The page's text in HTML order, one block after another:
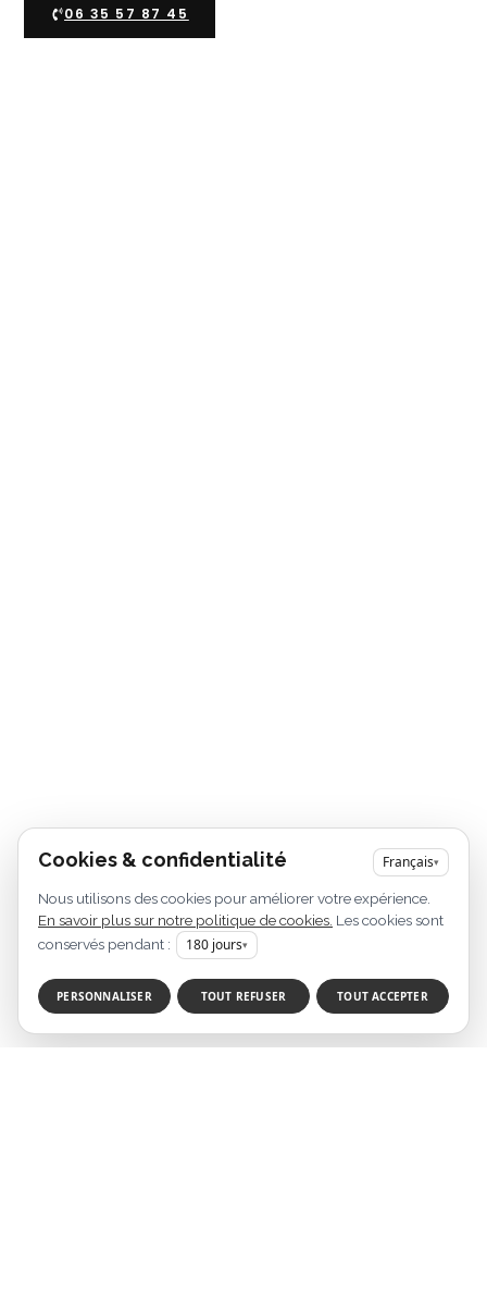
06 35 57 87 45
Cookies & confidentialité Français▾
Nous utilisons des cookies pour améliorer votre expérience.
En savoir plus sur notre politique de cookies. Les cookies sont
conservés pendant :
180 jours▾
PERSONNALISER TOUT REFUSER TOUT ACCEPTER